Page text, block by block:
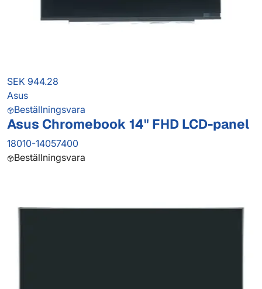
SEK 944.28
Asus
Beställningsvara
Asus Chromebook 14" FHD LCD-panel
18010-14057400
Beställningsvara